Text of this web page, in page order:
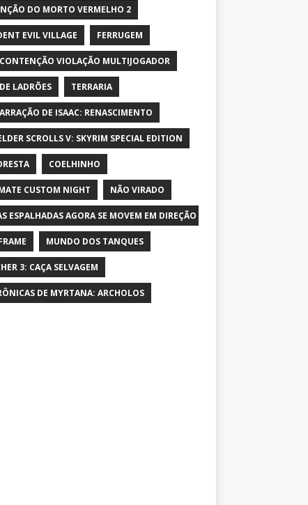
DO MORTO VERMELHO 2
EVIL VILLAGE FERRUGEM
VIOLAÇÃO MULTIJOGADOR
LADRÕES TERRARIA
DE ISAAC: RENASCIMENTO
SCROLLS V: SKYRIM SPECIAL EDITION
COELHINHO
CUSTOM NIGHT NÃO VIRADO
ESPALHADAS AGORA SE MOVEM EM DIREÇÃO AO PERSONAGEM E
MUNDO DOS TANQUES
3: CAÇA SELVAGEM
DE MYRTANA: ARCHOLOS